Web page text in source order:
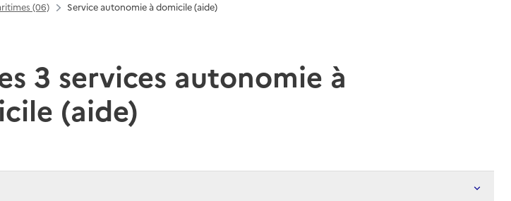
(06) Service autonomie à domicile (aide)
3 services autonomie à
(aide)